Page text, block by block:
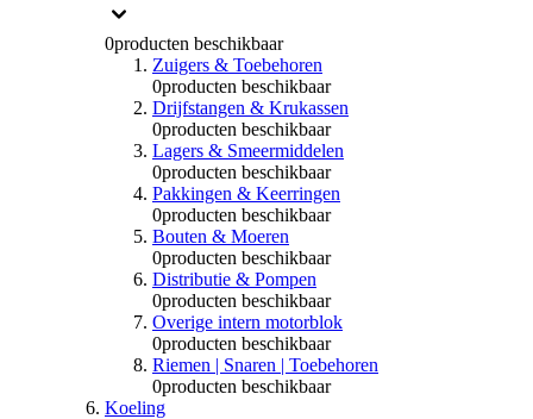
0producten beschikbaar
Zuigers & Toebehoren
0producten beschikbaar
Drijfstangen & Krukassen
0producten beschikbaar
Lagers & Smeermiddelen
0producten beschikbaar
Pakkingen & Keerringen
0producten beschikbaar
Bouten & Moeren
0producten beschikbaar
Distributie & Pompen
0producten beschikbaar
Overige intern motorblok
0producten beschikbaar
Riemen | Snaren | Toebehoren
0producten beschikbaar
Koeling